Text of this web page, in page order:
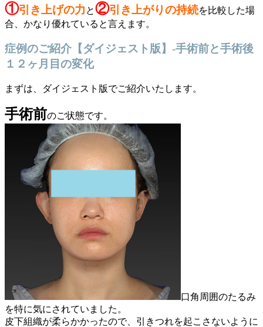
①引き上げの力 と②引き上がりの持続を比較した場
合、かなり優れていると言えます。
症例のご紹介【ダイジェスト版】-手術前と手術後
１２ヶ月目の変化
まずは、ダイジェスト版でご紹介いたします。
手術前のご状態です。
口角周囲のたるみ
を特に気にされていました。
皮下組織が柔らかかったので、引きつれを起こさないように